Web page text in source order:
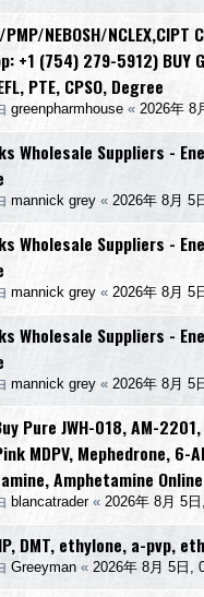
PMP/NEBOSH/
+1 (754) 279-5912) BUY
PTE, CPSO, Degree
greenpharmhouse « 2026年 8
Wholesale Suppliers -
mannick grey « 2026年 8月 5
Wholesale Suppliers -
mannick grey « 2026年 8月 5
Wholesale Suppliers -
mannick grey « 2026年 8月 5
Pure JWH-018, AM-
MDPV, Mephedrone, 6-
Amphetamine Online
blancatrader« 2026年 8月 5
DMT, ethylone, a-pvp,
Greeyman « 2026年 8月 5日,